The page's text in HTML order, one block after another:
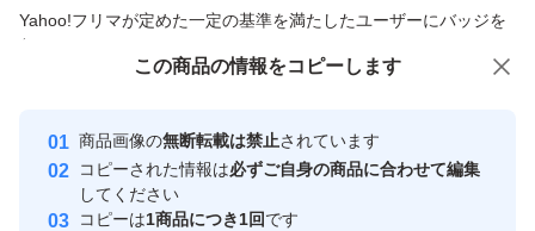
Yahoo!フリマが定めた一定の基準を満たしたユーザーにバッジを
付与しています
安心取引出品者
心・安全なユーザーです
取引実績
この商品の情報をコピーします
商品画像の無断転載は禁止されています
コピーされた情報は必ずご自身の商品に合わせて編集
してください
コピーは1商品につき1回です
この商品をみている人にオススメ